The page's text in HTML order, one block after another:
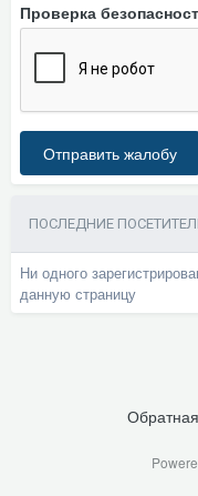
Проверка
Отправить жалобу
ПОСЛЕДНИЕ
Ни одного
данную страницу